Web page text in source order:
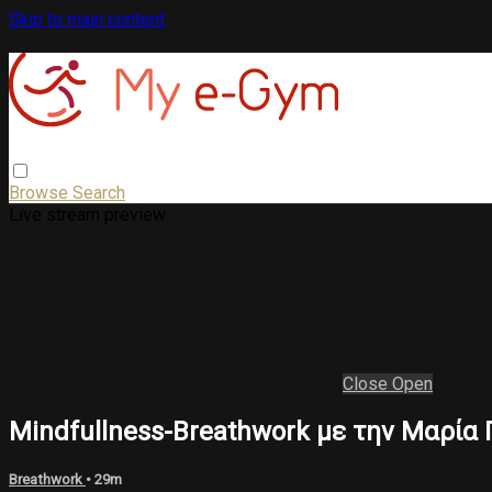
Skip to main content
Browse Search
Close Open
Mindfullness-Breathwork με την Μαρία
Breathwork • 29m